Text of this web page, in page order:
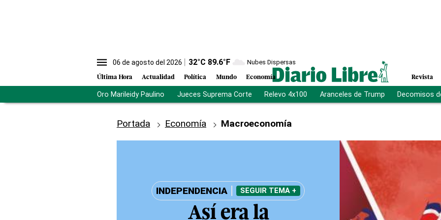
06 de agosto del 2026 32°C 89.6°F Nubes Dispersas
Última Hora Actualidad Política Mundo Economía Revista
Oro Marileidy Paulino Jueces Suprema Corte Relevo 4x100 Aranceles de Trump Decomisos
Portada Economía Macroeconomía
INDEPENDENCIA SEGUIR TEMA +
Así era la